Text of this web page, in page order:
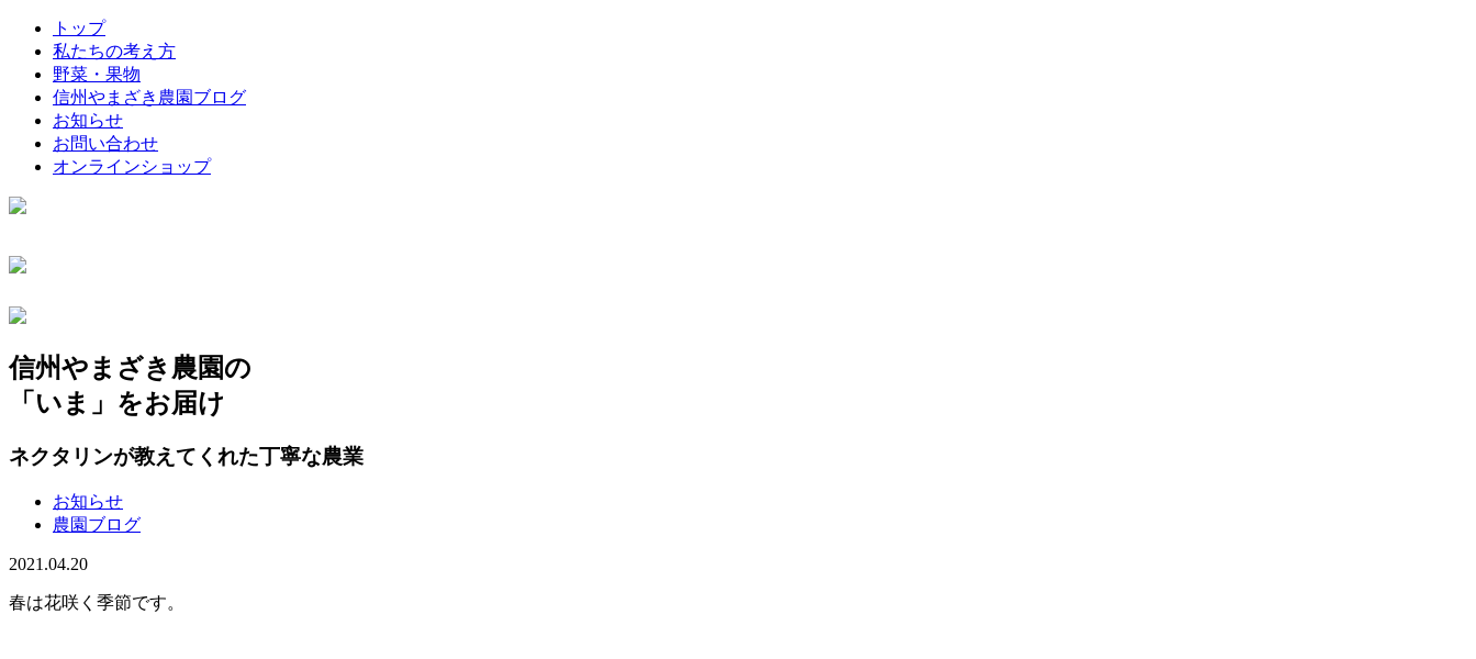
トップ
私たちの考え方
野菜・果物
信州やまざき農園ブログ
お知らせ
お問い合わせ
オンラインショップ
信州やまざき農園の
「いま」をお届け
ネクタリンが教えてくれた丁寧な農業
お知らせ
農園ブログ
2021.04.20
春は花咲く季節です。